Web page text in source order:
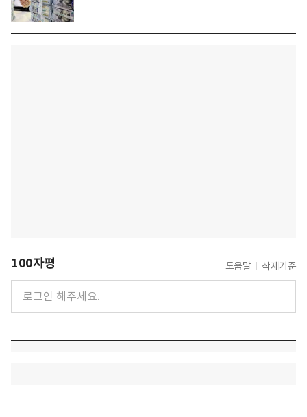
100자평 도움말 삭제기준